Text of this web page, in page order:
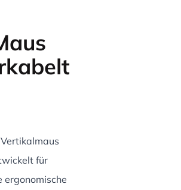
für
ergonomische